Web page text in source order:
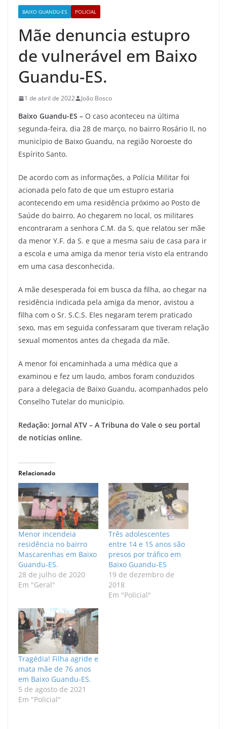
BAIXO GUANDU-ES POLICIAL
Mãe denuncia estupro
de vulnerável em Baixo
Guandu-ES.
1 de abril de 2022 João Bosco
Baixo Guandu-ES – O caso aconteceu na última
segunda-feira, dia 28 de março, no bairro Rosário II, no
município de Baixo Guandu, na região Noroeste do
Espírito Santo.
De acordo com as informações, a Polícia Militar foi
acionada pelo fato de que um estupro estaria
acontecendo em uma residência próximo ao Posto de
Saúde do bairro. Ao chegarem no local, os militares
encontraram a senhora C.M. da S, que relatou ser mãe
da menor Y.F. da S. e que a mesma saiu de casa para ir
a escola e uma amiga da menor teria visto ela entrando
em uma casa desconhecida.
A mãe desesperada foi em busca da filha, ao chegar na
residência indicada pela amiga da menor, avistou a
filha com o Sr. S.C.S. Eles negaram terem praticado
sexo, mas em seguida confessaram que tiveram relação
sexual momentos antes da chegada da mãe.
A menor foi encaminhada a uma médica que a
examinou e fez um laudo, ambos foram conduzidos
para a delegacia de Baixo Guandu, acompanhados pelo
Conselho Tutelar do município.
Redação: Jornal ATV – A Tribuna do Vale o seu portal
de notícias online.
Relacionado
Menor incendeia
residência no bairro
Mascarenhas em Baixo
Guandu-ES.
28 de julho de 2020
Em "Geral"
Três adolescentes
entre 14 e 15 anos são
presos por tráfico em
Baixo Guandu-ES
19 de dezembro de
2018
Em "Policial"
Tragédia! Filha agride e
mata mãe de 76 anos
em Baixo Guandu-ES.
5 de agosto de 2021
Em "Policial"